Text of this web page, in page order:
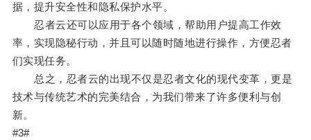
据，提升安全性和隐私保护水平。
忍者云还可以应用于各个领域，帮助用户提高工作效
率，实现隐秘行动，并且可以随时随地进行操作，方便忍者
们实现任务。
总之，忍者云的出现不仅是忍者文化的现代变革，更是
技术与传统艺术的完美结合，为我们带来了许多便利与创
新。
#3#